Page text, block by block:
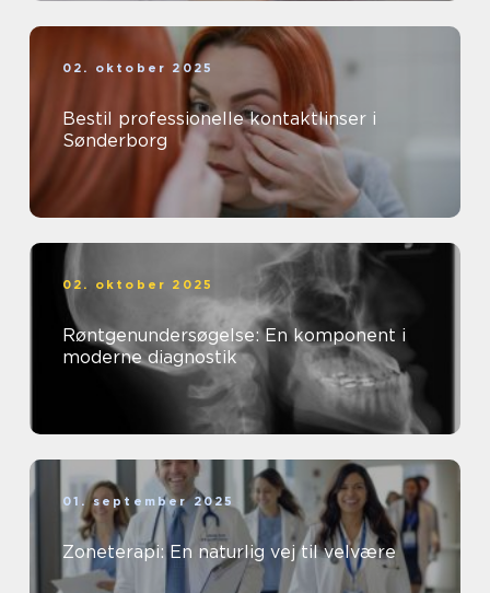
02. oktober 2025
Bestil professionelle kontaktlinser i
Sønderborg
02. oktober 2025
Røntgenundersøgelse: En komponent i
moderne diagnostik
01. september 2025
Zoneterapi: En naturlig vej til velvære